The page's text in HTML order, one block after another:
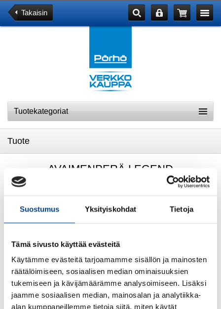
Suostumus Yksityiskohdat Tietoja
Tämä sivusto käyttää evästeitä
Käytämme evästeitä tarjoamamme sisällön ja mainosten
räätälöimiseen, sosiaalisen median ominaisuuksien
tukemiseen ja kävijämäärämme analysoimiseen. Lisäksi
jaamme sosiaalisen median, mainosalan ja analytiikka-
alan kumppaneillemme tietoja siitä, miten käytät
Takaisin
Tuotekategoriat
Tuote
AVAIMENPERÄ LEGEND